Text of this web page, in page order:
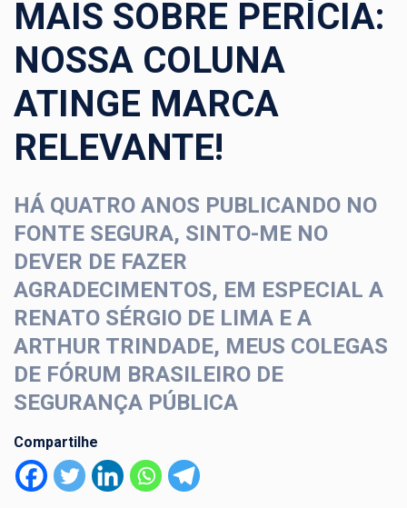
MAIS SOBRE PERÍCIA:
NOSSA COLUNA
ATINGE MARCA
RELEVANTE!
HÁ QUATRO ANOS PUBLICANDO NO
FONTE SEGURA, SINTO-ME NO
DEVER DE FAZER
AGRADECIMENTOS, EM ESPECIAL A
RENATO SÉRGIO DE LIMA E A
ARTHUR TRINDADE, MEUS COLEGAS
DE FÓRUM BRASILEIRO DE
SEGURANÇA PÚBLICA
Compartilhe